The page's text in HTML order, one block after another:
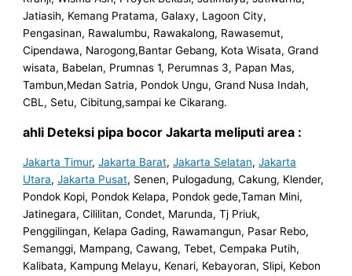
Jatiasih, Kemang Pratama, Galaxy, Lagoon City,
Pengasinan, Rawalumbu, Rawakalong, Rawasemut,
Cipendawa, Narogong,Bantar Gebang, Kota Wisata, Grand
wisata, Babelan, Prumnas 1, Perumnas 3, Papan Mas,
Tambun,Medan Satria, Pondok Ungu, Grand Nusa Indah,
CBL, Setu, Cibitung,sampai ke Cikarang.
ahli Deteksi pipa bocor Jakarta meliputi area :
Jakarta Timur,Jakarta Barat,Jakarta Selatan,Jakarta
Utara,Jakarta Pusat, Senen, Pulogadung, Cakung, Klender,
Pondok Kopi, Pondok Kelapa, Pondok gede,Taman Mini,
Jatinegara, Cililitan, Condet, Marunda, Tj Priuk,
Penggilingan, Kelapa Gading, Rawamangun, Pasar Rebo,
Semanggi, Mampang, Cawang, Tebet, Cempaka Putih,
Kalibata, Kampung Melayu, Kenari, Kebayoran, Slipi, Kebon